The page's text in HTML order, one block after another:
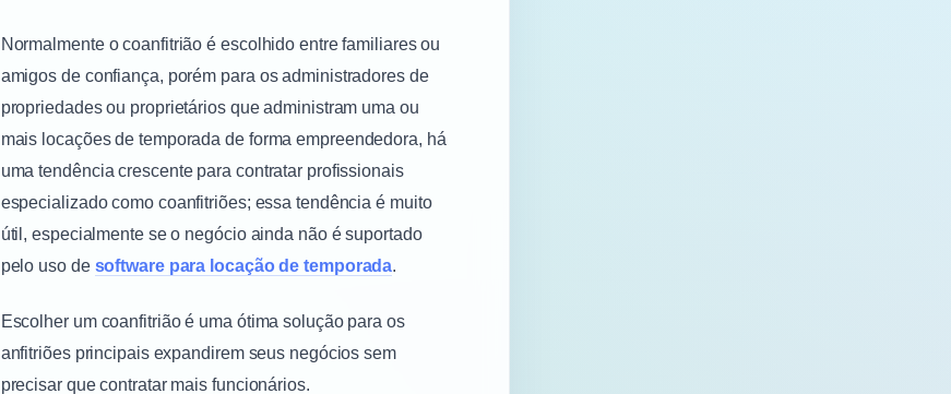
Normalmente o coanfitrião é escolhido entre familiares ou
amigos de confiança, porém para os administradores de
propriedades ou proprietários que administram uma ou
mais locações de temporada de forma empreendedora, há
uma tendência crescente para contratar profissionais
especializado como coanfitriões; essa tendência é muito
útil, especialmente se o negócio ainda não é suportado
pelo uso de software para locação de temporada.
Escolher um coanfitrião é uma ótima solução para os
anfitriões principais expandirem seus negócios sem
precisar que contratar mais funcionários.